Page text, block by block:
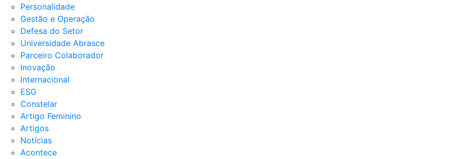
Personalidade
Gestão e Operação
Defesa do Setor
Universidade Abrasce
Parceiro Colaborador
Inovação
Internacional
ESG
Constelar
Artigo Feminino
Artigos
Notícias
Acontece